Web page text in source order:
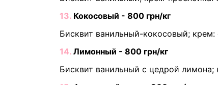
13. Кокосовый - 800 грн/кг
Бисквит ванильный-кокосовый;
14. Лимонный - 800 грн/кг
Бисквит ванильный с цедрой